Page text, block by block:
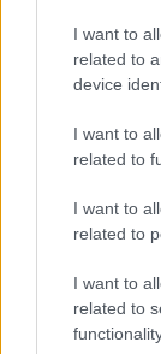
I want to
related to
device
I want to
related to
I want to
related to
I want to
related to
Continua
FUTURE